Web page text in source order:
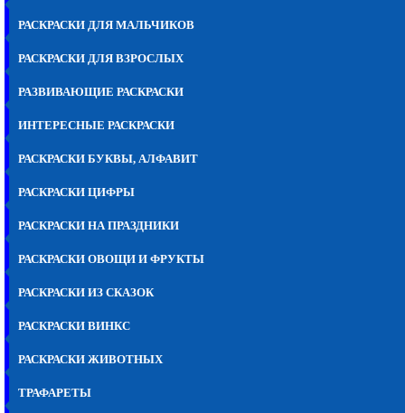
РАСКРАСКИ ДЛЯ МАЛЬЧИКОВ
РАСКРАСКИ ДЛЯ ВЗРОСЛЫХ
РАЗВИВАЮЩИЕ РАСКРАСКИ
ИНТЕРЕСНЫЕ РАСКРАСКИ
РАСКРАСКИ БУКВЫ, АЛФАВИТ
РАСКРАСКИ ЦИФРЫ
РАСКРАСКИ НА ПРАЗДНИКИ
РАСКРАСКИ ОВОЩИ И ФРУКТЫ
РАСКРАСКИ ИЗ СКАЗОК
РАСКРАСКИ ВИНКС
РАСКРАСКИ ЖИВОТНЫХ
ТРАФАРЕТЫ